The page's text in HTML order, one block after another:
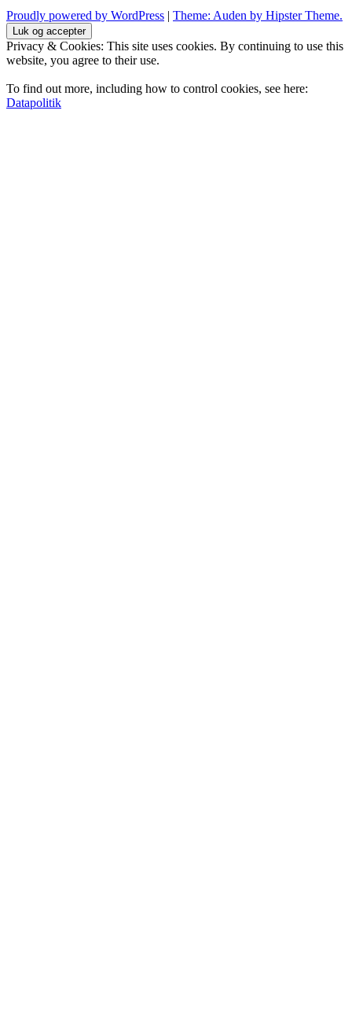
Proudly powered by WordPress | Theme: Auden by Hipster Theme.
Privacy & Cookies: This site uses cookies. By continuing to use this
website, you agree to their use.
To find out more, including how to control cookies, see here:
Datapolitik